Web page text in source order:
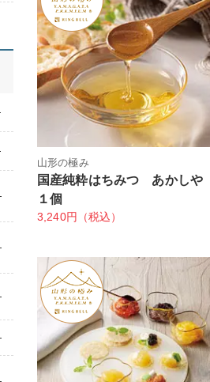
山形の極み
国産純粋はちみつ あかしや
１個
3,240円（税込）